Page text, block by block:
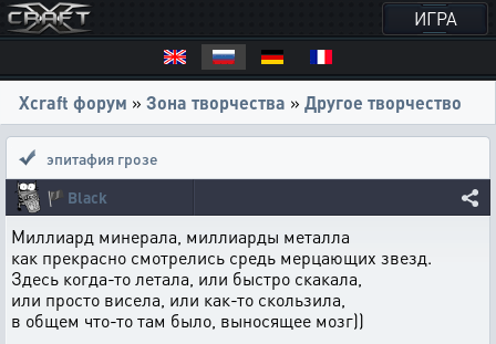
ИГРА
Xcraft форум » Зона творчества » Другое творчество
эпитафия грозе
🏴 Black
Миллиард минерала, миллиарды металла
как прекрасно смотрелись средь мерцающих звезд.
Здесь когда-то летала, или быстро скакала,
или просто висела, или как-то скользила,
в общем что-то там было, выносящее мозг))